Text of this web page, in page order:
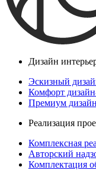
Дизайн
Эскизный
Комфорт
Премиум
Реализация
Комплексная
Авторский
Комплектация